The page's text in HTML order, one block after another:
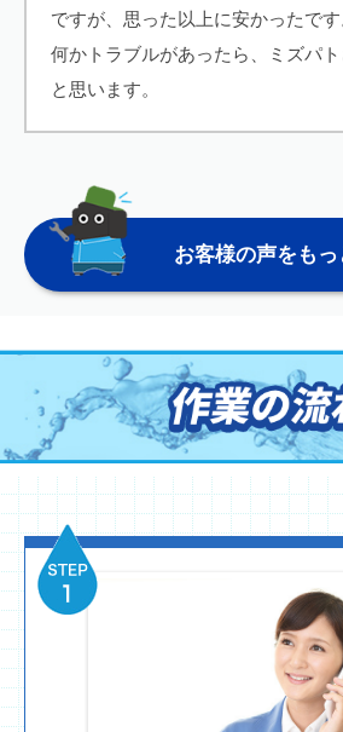
ですが、思った以上に安かったで
何かトラブルがあったら、ミズパ
と思います。
お客様の声をもっ